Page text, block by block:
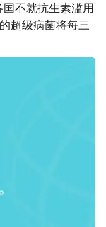
不就抗生素滥用
超级病菌将每三